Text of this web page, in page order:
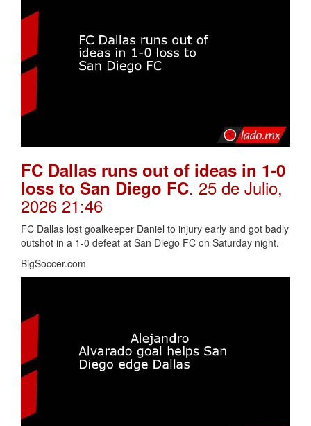
FC Dallas runs out of ideas in 1-0
loss to San Diego FC. 25 de Julio,
2026 21:46
FC Dallas lost goalkeeper Daniel to injury early and got badly
outshot in a 1-0 defeat at San Diego FC on Saturday night.
BigSoccer.com